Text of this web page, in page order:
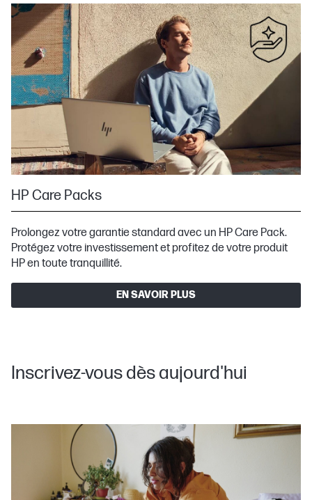
HP Care Packs
Prolongez votre garantie standard avec un HP Care Pack.
Protégez votre investissement et profitez de votre produit
HP en toute tranquillité.
EN SAVOIR PLUS
Inscrivez-vous dès aujourd'hui